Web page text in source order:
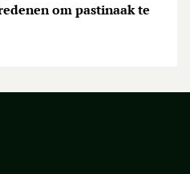
om pastinaak te